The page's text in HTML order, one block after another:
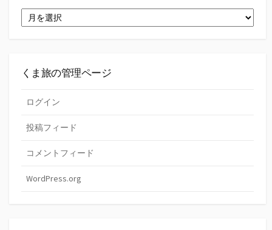
ー
去
旅』
くま旅の管理ページ
ログイン
投稿フィード
コメントフィード
WordPress.org